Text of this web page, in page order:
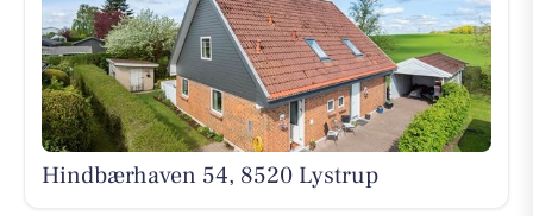
Hindbærhaven 54, 8520 Lystrup